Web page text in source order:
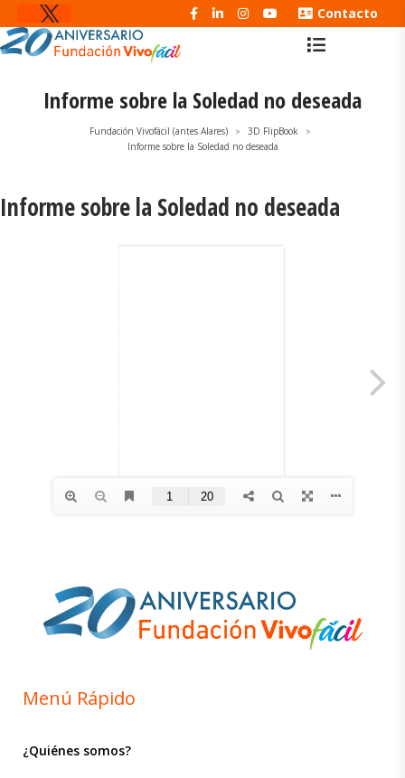
Contacto
Informe sobre la Soledad no deseada
Fundación Vivofácil (antes Alares) > 3D FlipBook >
Informe sobre la Soledad no deseada
Informe sobre la Soledad no deseada
Menú Rápido
¿Quiénes somos?